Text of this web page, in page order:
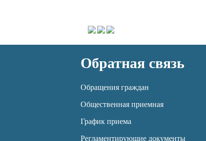
Обратная связь
Обращения граждан
Общественная приемная
График приема
Регламентирующие документы